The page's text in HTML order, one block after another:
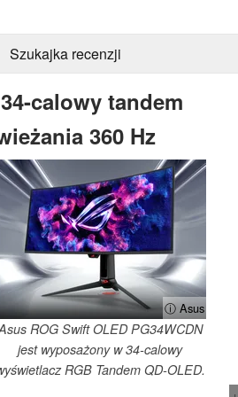
Szukajka recenzji
calowy tandem
360 Hz
ⓘ Asus
ROG Swift OLED PG34WCDN
jest wyposażony w 34-calowy
RGB Tandem QD-OLED.